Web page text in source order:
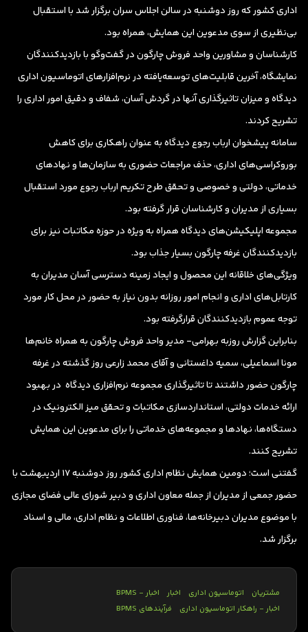
اداری کشور که روز دوشنبه در سالن اجلاس سران برگزار شد با استقبال
بی‌نظیری از سوی مدعوین این همایش، همراه بود.
کارشناسان و مشاورین واحد فروش چارگون در گفت‌وگو با بازدیدکنندگان
نمایشگاه، آخرین قابلیت‌های توسعه‌یافته در نرم‌افزارهای اتوماسیون اداری
دیدگاه و میزان تاثیرگذاری آنها در گردش آسان،‌ شفاف و دقیق امور اداری را
تشریح کردند.
سامانه پیشخوان ارباب رجوع دیدگاه به عنوان راهکاری برای کاهش
بوروکراسی‌های اداری، حذف مراجعات حضوری به سازمان‌ها و نهادهای
خدماتی، دولتی و خصوصی و تحقق طرح تکریم ارباب ‌رجوع مورد استقبال
بسیاری از مدیران و کارشناسان قرار گرفته بود.
مجموعه اپلیکیشن‌های دیدگاه همراه به ویژه در حوزه مکاتبات نیز برای
بازدیدکنندگان غرفه چارگون بسیار جذاب بود.
ویژگی‌های خلاقانه این محصول و ایجاد زمینه دسترسی آسان مدیران به
کارتابل‌های اداری و انجام امور روزانه بدون نیاز به حضور در محل کار مورد
توجه عموم بازدیدکنندگان قرارگرفته بود.
بنابراین گزارش روزبه بهرامی- مدیر واحد فروش چارگون به همراه خانم‌ها
مونا اسماعیلی، سمیه داغستانی و آقای محمد زارعی روز گذشته در غرفه
چارگون حضور داشتند تا تاثیرگذاری مجموعه نرم‌افزاری دیدگاه در بهبود
ارائه خدمات دولتی، استاندارد‌سازی مکاتبات و تحقق میز الکترونیک در
دستگاه‌ها، ‌نهادها و مجموعه‌های خدماتی را برای مدعوین این همایش
تشریح کنند.
گفتنی است؛ دومین همایش نظام اداری کشور روز دوشنبه ۱۷ اردیبهشت با
حضور جمعی از مدیران از جمله معاون اداری و دبیر شورای عالی فضای مجازی
با موضوع مدیران دبیرخانه‌ها، فناوری اطلاعات و نظام اداری، مالی و اسناد
برگزار شد.
مشتریان اتوماسیون اداری اخبار
اخبار - BPMS
اخبار - راهکار اتوماسیون اداری
فرآیندهای BPMS